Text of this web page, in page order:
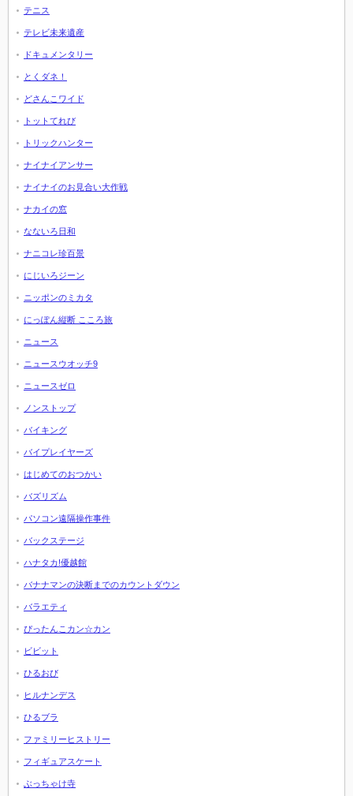
テニス
テレビ未来遺産
ドキュメンタリー
とくダネ！
どさんこワイド
トットてれび
トリックハンター
ナイナイアンサー
ナイナイのお見合い大作戦
ナカイの窓
なないろ日和
ナニコレ珍百景
にじいろジーン
ニッポンのミカタ
にっぽん縦断 こころ旅
ニュース
ニュースウオッチ9
ニュースゼロ
ノンストップ
バイキング
バイプレイヤーズ
はじめてのおつかい
バズリズム
パソコン遠隔操作事件
バックステージ
ハナタカ!優越館
バナナマンの決断までのカウントダウン
バラエティ
ぴったんこカン☆カン
ビビット
ひるおび
ヒルナンデス
ひるブラ
ファミリーヒストリー
フィギュアスケート
ぶっちゃけ寺